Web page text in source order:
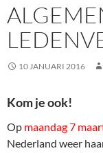
10 JANUARI 2016
Kom je ook!
Op maandag 7
Nederland weer